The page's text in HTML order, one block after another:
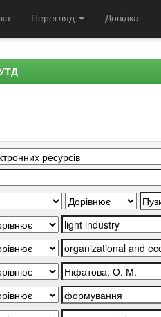
Перегляд Довідка